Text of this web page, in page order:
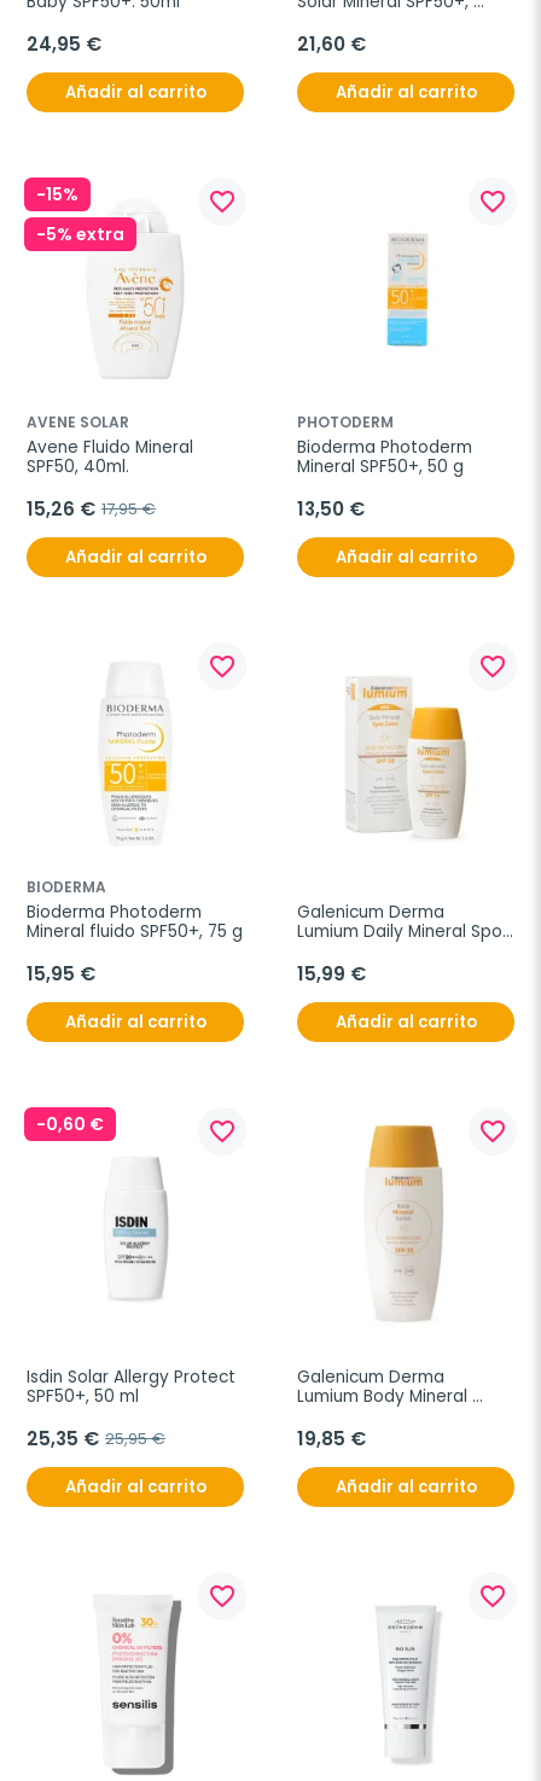
24,95 €
Añadir al carrito
21,60 €
Añadir al carrito
-15%
-5% extra
favorite_border
AVENE SOLAR
Avene Fluido Mineral
SPF50, 40ml.
15,26 € 17,95 €
Añadir al carrito
favorite_border
PHOTODERM
Bioderma Photoderm
Mineral SPF50+, 50 g
13,50 €
Añadir al carrito
favorite_border
BIODERMA
Bioderma Photoderm
Mineral fluido SPF50+, 75 g
15,95 €
Añadir al carrito
favorite_border
Galenicum Derma
Lumium Daily Mineral Spot
15,99 €
Añadir al carrito
-0,60 € favorite_border
Isdin Solar Allergy Protect
SPF50+, 50 ml
25,35 € 25,95 €
Añadir al carrito
favorite_border
Galenicum Derma
Lumium Body Mineral
19,85 €
Añadir al carrito
favorite_border favorite_border